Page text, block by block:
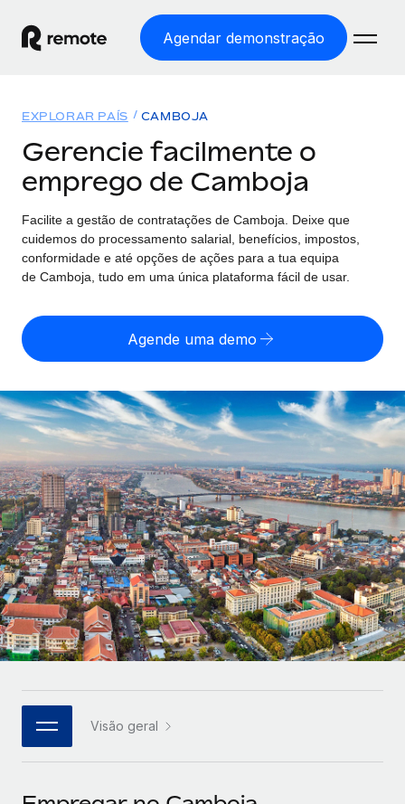
Agendar demonstração
EMPREGO GLOBAL
Processamento Salarial
Processamento salarial fácil e em conformidade
Employer of Record
entidades
globalmente
SERVICES
Perguntar a um especialista
Obtenha apoio especializado em RH e
conformidade globais
Soluções
COBERTURA GLOBAL
Explorador de países
Encontra apoio para emprego global por país
Comparar a Remote
Veja como nos comparamos com os outros
TORNE-SE NOSSO PARCEIRO
Parceiros tecnológicos estratégicos
Integre os RH globais na sua plataforma de forma
flexível
CASE STUDIES
Preçário
English
Nederlands
Français
Deutsch
Español
Italiano
Português (Portugal)
日本語
한국어
中文（简体）
Início de sessão
EXPLORAR PAÍS CAMBOJA
Gerencie facilmente o
emprego de Camboja
Facilite a gestão de contratações de Camboja. Deixe que
cuidemos do processamento salarial, benefícios, impostos,
conformidade e até opções de ações para a tua equipa
de Camboja, tudo em uma única plataforma fácil de usar.
Agende uma demo
Visão geral